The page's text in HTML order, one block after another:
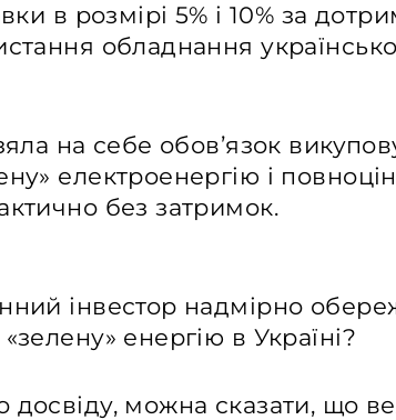
в розмірі 5% і 10% за
обладнання
на себе обов’язок
електроенергію і
без затримок.
інвестор надмірно
енергію в Україні?
можна сказати, що